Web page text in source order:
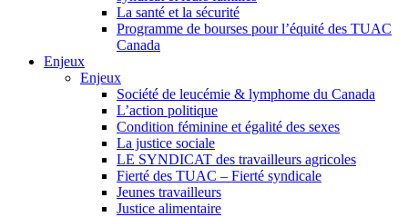
La santé et la sécurité
Programme de bourses pour l’équité des TUAC
Canada
Enjeux
Enjeux
Société de leucémie & lymphome du Canada
L’action politique
Condition féminine et égalité des sexes
La justice sociale
LE SYNDICAT des travailleurs agricoles
Fierté des TUAC – Fierté syndicale
Jeunes travailleurs
Justice alimentaire